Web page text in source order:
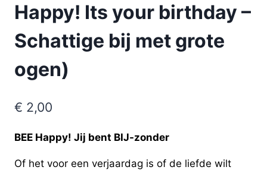
Happy! Its your birthday –
Schattige bij met grote
ogen)
€ 2,00
BEE Happy! Jij bent BIJ-zonder
Of het voor een verjaardag is of de liefde wilt